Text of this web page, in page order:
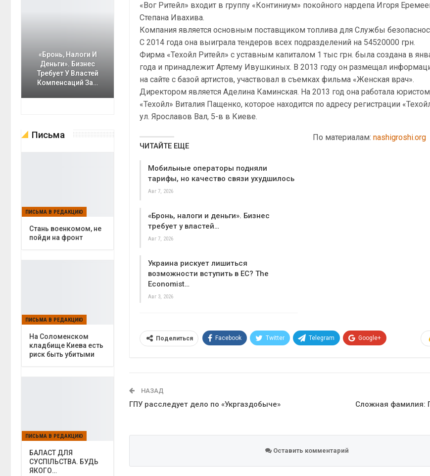
«Вог Ритейл» входит в группу «Континиум» покойного нардепа Игоря
Степана Ивахива.
Компания является основным поставщиком топлива для Службы
С 2014 года она выиграла тендеров всех подразделений на 54520000 грн.
Фирма «Техойл Ритейл» с уставным капиталом 1 тыс грн. была создана в
года и принадлежит Артему Ивушкиных. В 2013 году он размещал
на сайте с базой артистов, участвовал в съемках фильма «Женская врач».
Директором является Аделина Каминская. На 2013 год она работала
«Техойл» Виталия Пащенко, которое находится по адресу регистрации
ул. Ярославов Вал, 5-в в Киеве.
ЧИТАЙТЕ ЕЩЕ
Мобильные операторы подняли
тарифы, но качество связи ухудшилось
Авг 7, 2026
«Бронь, налоги и деньги». Бизнес
требует у властей…
Авг 7, 2026
Украина рискует лишиться
возможности вступить в ЕС? The
Economist…
Авг 3, 2026
По материалам:nashigroshi.org
Поделиться Facebook Twitter Telegram Google+
НАЗАД
ГПУ расследует дело по «Укргаздобыче»
Сложная фамилия:
Оставить комментарий
«Бронь, Налоги И
Деньги». Бизнес
Требует У Властей
Компенсаций За…
Письма
ПИСЬМА В РЕДАКЦИЮ
Cтань военкомом, не
пойди на фронт
ПИСЬМА В РЕДАКЦИЮ
На Соломенском
кладбище Киева есть
риск быть убитыми
ПИСЬМА В РЕДАКЦИЮ
БАЛАСТ ДЛЯ
СУСПІЛЬСТВА. БУДЬ
ЯКОГО…